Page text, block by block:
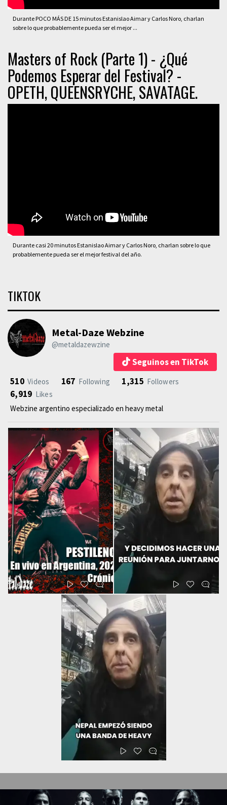
Durante POCO MÁS DE 15 minutos Estanislao Aimar y Carlos Noro, charlan
sobre lo que probablemente pueda ser el mejor ...
Masters of Rock (Parte 1) - ¿Qué
Podemos Esperar del Festival? -
OPETH, QUEENSRYCHE, SAVATAGE.
Durante casi 20 minutos Estanislao Aimar y Carlos Noro, charlan sobre lo que
probablemente pueda ser el mejor festival del año.
TIKTOK
Metal-Daze Webzine
@metaldazewzine
Seguinos en TikTok
510 Videos 167 Following 1,315 Followers
6,919 Likes
Webzine argentino especializado en heavy metal